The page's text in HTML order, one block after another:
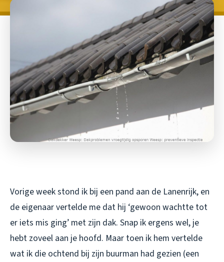
Vorige week stond ik bij een pand aan de Lanenrijk, en
de eigenaar vertelde me dat hij ‘gewoon wachtte tot
er iets mis ging’ met zijn dak. Snap ik ergens wel, je
hebt zoveel aan je hoofd. Maar toen ik hem vertelde
wat ik die ochtend bij zijn buurman had gezien (een